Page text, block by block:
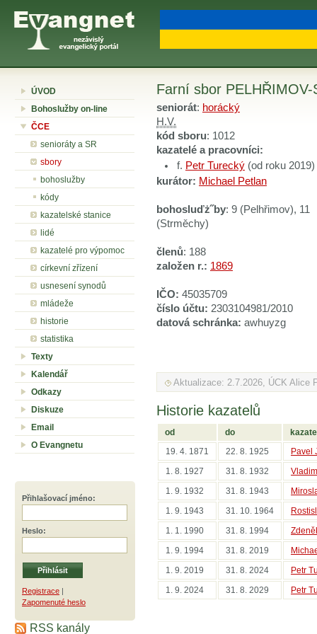
ÚVOD
Bohoslužby on-line
ČCE
senioráty a SR
sbory
bohoslužby
kódy
kazatelské stanice
lidé
kazatelé pro výpomoc
církevní zřízení
usnesení synodů
mládeže
historie
statistika
Texty
Kalendář
Odkazy
Diskuze
Email
O Evangnetu
Přihlašovací jméno:
Heslo:
Registrace |
Zapomenuté heslo
RSS kanály
Farní sbor PELHŘIMOV-
seniorát: horácký
H.V.
kód sboru: 1012
kazatelé a pracovníci:
f. Petr Turecký (od roku 2019)
kurátor: Michael Petlan
bohosluďż˝by: 9 (Pelhřimov), 11
(Strměchy)
členů: 188
založen r.: 1869
IČO: 45035709
číslo účtu: 2303104981/2010
datová schránka: awhuyzg
Aktualizace: 2.7.2026, ÚCK Alice
Historie kazatelů
od do
19. 4. 1871
22. 8. 1925
Pavel
1. 8. 1927
31. 8. 1932
1. 9. 1932
31. 8. 1943
1. 9. 1943
31. 10. 1964
1. 1. 1990
31. 8. 1994
1. 9. 1994
31. 8. 2019
1. 9. 2019
31. 8. 2024
Petr
1. 9. 2024
31. 8. 2029 Petr